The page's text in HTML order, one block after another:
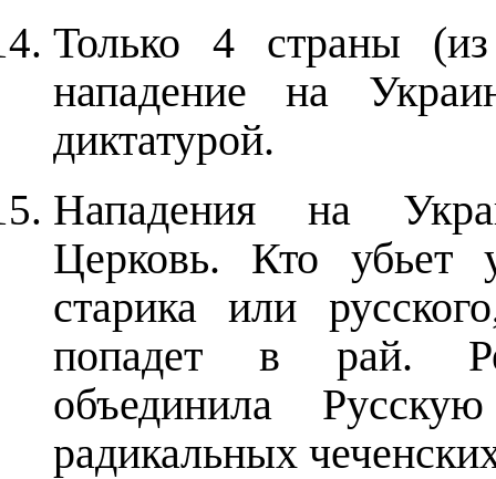
Только 4 страны
нападение на
диктатурой.
Нападения на
Церковь. Кто убьет
старика или
попадет в рай.
объединила
радикальных